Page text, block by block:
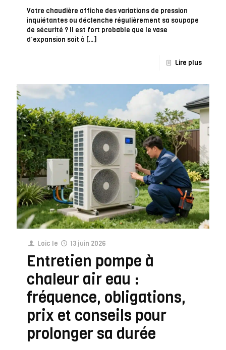
Votre chaudière affiche des variations de pression
inquiétantes ou déclenche régulièrement sa soupape
de sécurité ? Il est fort probable que le vase
d’expansion soit à […]
Lire plus
Loic le 13 juin 2026
Entretien pompe à
chaleur air eau :
fréquence, obligations,
prix et conseils pour
prolonger sa durée